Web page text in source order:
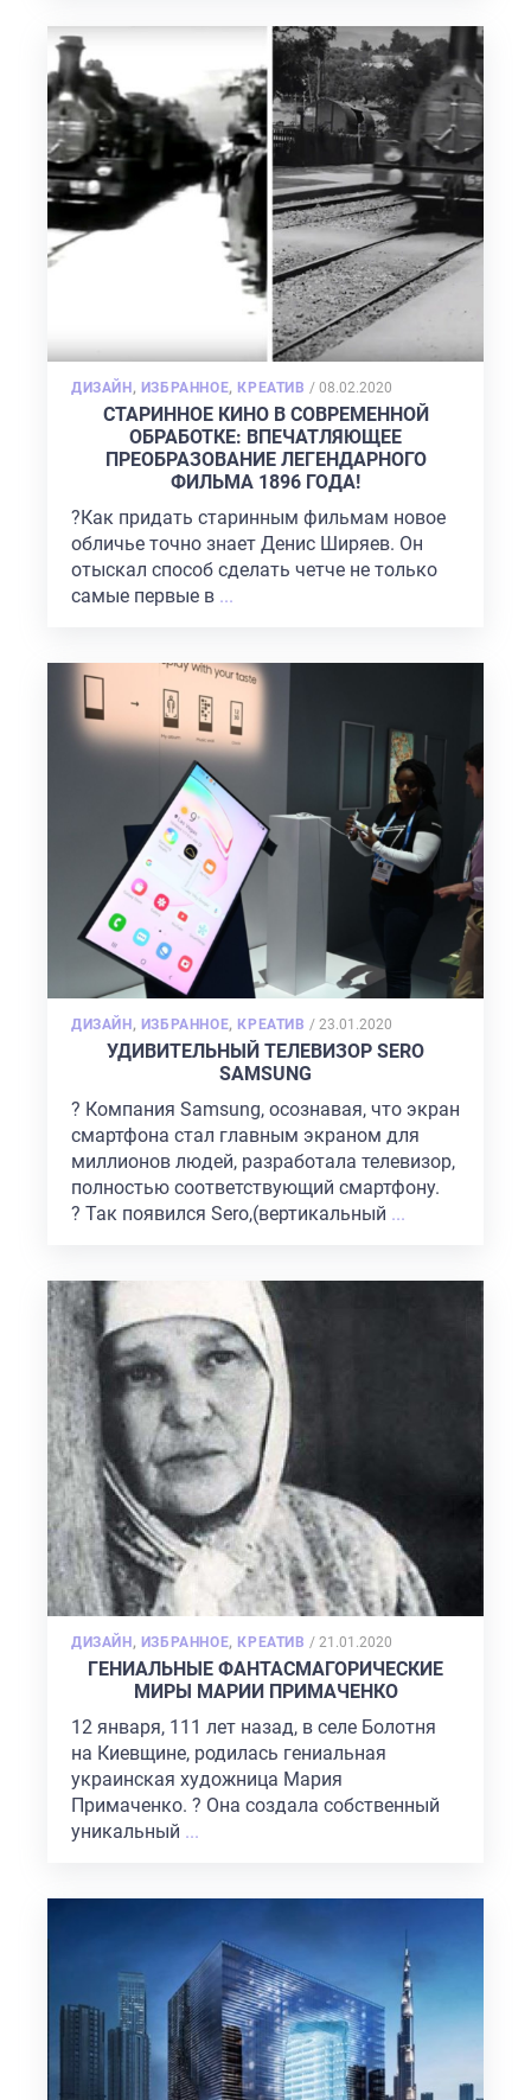
ДИЗАЙН, ИЗБРАННОЕ, КРЕАТИВ /POSTED
ON
08.02.2020
СТАРИННОЕ КИНО В СОВРЕМЕННОЙ
ОБРАБОТКЕ: ВПЕЧАТЛЯЮЩЕЕ
ПРЕОБРАЗОВАНИЕ ЛЕГЕНДАРНОГО
ФИЛЬМА 1896 ГОДА!
?Как придать старинным фильмам новое
обличье точно знает Денис Ширяев. Он
отыскал способ сделать четче не только
самые первые в ...
ДИЗАЙН, ИЗБРАННОЕ, КРЕАТИВ /POSTED
ON
23.01.2020
УДИВИТЕЛЬНЫЙ ТЕЛЕВИЗОР SERO
SAMSUNG
? Компания Samsung, осознавая, что экран
смартфона стал главным экраном для
миллионов людей, разработала телевизор,
полностью соответствующий смартфону.
? Так появился Sero,(вертикальный ...
ДИЗАЙН, ИЗБРАННОЕ, КРЕАТИВ /POSTED
ON
21.01.2020
ГЕНИАЛЬНЫЕ ФАНТАСМАГОРИЧЕСКИЕ
МИРЫ МАРИИ ПРИМАЧЕНКО
12 января, 111 лет назад, в селе Болотня
на Киевщине, родилась гениальная
украинская художница Мария
Примаченко. ? Она создала собственный
уникальный ...